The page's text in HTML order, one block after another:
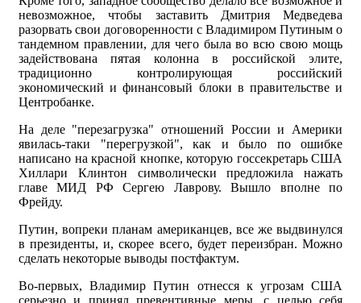
невозможное, чтобы заставить Дмитрия Медведева
разорвать свои договоренности с Владимиром Путиным о
тандемном правлении, для чего была во всю свою мощь
задействована пятая колонна в российской элите,
традиционно контролирующая российский
экономический и финансовый блоки в правительстве и
Центробанке.
На деле "перезагрузка" отношений России и Америки
явилась-таки "перегрузкой", как и было по ошибке
написано на красной кнопке, которую госсекретарь США
Хиллари Клинтон символически предложила нажать
главе МИД РФ Сергею Лаврову. Вышло вполне по
Фрейду.
Путин, вопреки планам американцев, все же выдвинулся
в президенты, и, скорее всего, будет переизбран. Можно
сделать некоторые выводы постфактум.
Во-первых, Владимир Путин отнесся к угрозам США
серьезно и принял превентивные меры, с целью себя